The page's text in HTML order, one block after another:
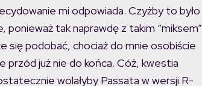
mi odpowiada. Czyżby to było
tak naprawdę z takim “miksem”
się podobać, chociaż do mnie osobiście
przód już nie do końca. Cóż, kwestia
wolałyby Passata w wersji R-